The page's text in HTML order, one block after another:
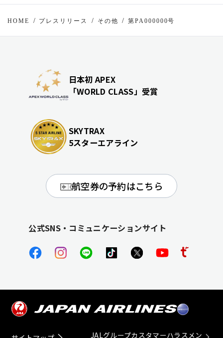
HOME プレスリリース その他 第PA000000号
日本初 APEX
「WORLD CLASS」受賞
SKYTRAX
5スターエアライン
航空券の予約はこちら
公式SNS・コミュニケーションサイト
JALグループカスタマーハラスメン